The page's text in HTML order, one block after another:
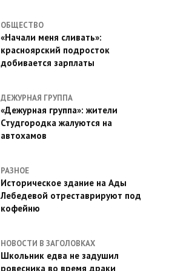
ОБЩЕСТВО
«Начали меня сливать»:
красноярский подросток
добивается зарплаты
ДЕЖУРНАЯ ГРУППА
«Дежурная группа»: жители
Студгородка жалуются на
автохамов
РАЗНОЕ
Историческое здание на Ады
Лебедевой отреставрируют под
кофейню
НОВОСТИ В ЗАГОЛОВКАХ
Школьник едва не задушил
ровесника во время драки